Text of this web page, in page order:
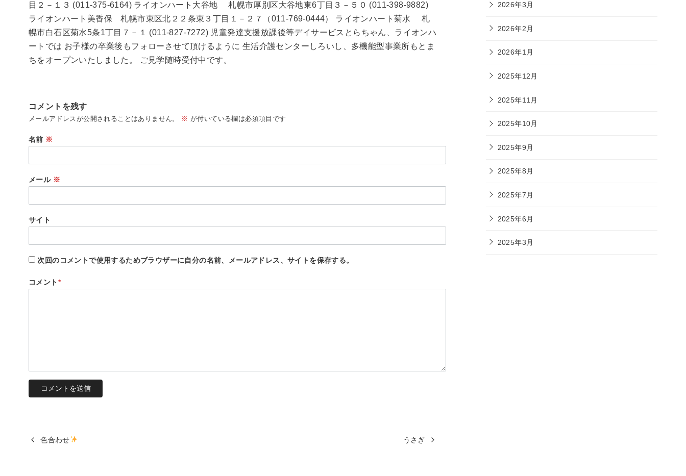
目２－１３ (011-375-6164) ライオンハート大谷地 札幌市厚別区大谷地東6丁目３－５０ (011-398-9882)
ライオンハート美香保 札幌市東区北２２条東３丁目１－２７（011-769-0444） ライオンハート菊水 札
幌市白石区菊水5条1丁目７－１ (011-827-7272) 児童発達支援放課後等デイサービスとらちゃん、ライオンハ
ートでは お子様の卒業後もフォローさせて頂けるように 生活介護センターしろいし、多機能型事業所もとま
ちをオープンいたしました。 ご見学随時受付中です。
コメントを残す
メールアドレスが公開されることはありません。 ※ が付いている欄は必須項目です
名前 ※
メール ※
サイト
次回のコメントで使用するためブラウザーに自分の名前、メールアドレス、サイトを保存する。
コメント*
色合わせ うさぎ
2026年3月
2026年2月
2026年1月
2025年12月
2025年11月
2025年10月
2025年9月
2025年8月
2025年7月
2025年6月
2025年3月